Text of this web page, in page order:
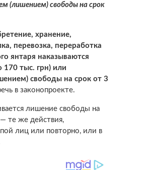
(лишением) свободы на срок
хранение,
перевозка, переработка
янтаря наказываются
тыс. грн) или
свободы на срок от 3
в законопроекте.
лишение свободы на
те же действия,
лиц или повторно, или в